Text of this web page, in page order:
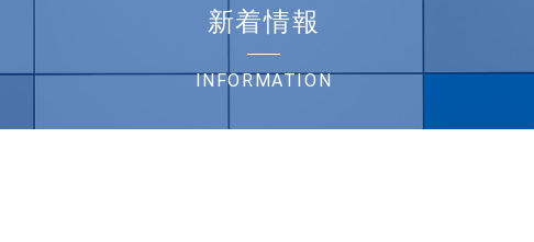
新着情報
INFORMATION